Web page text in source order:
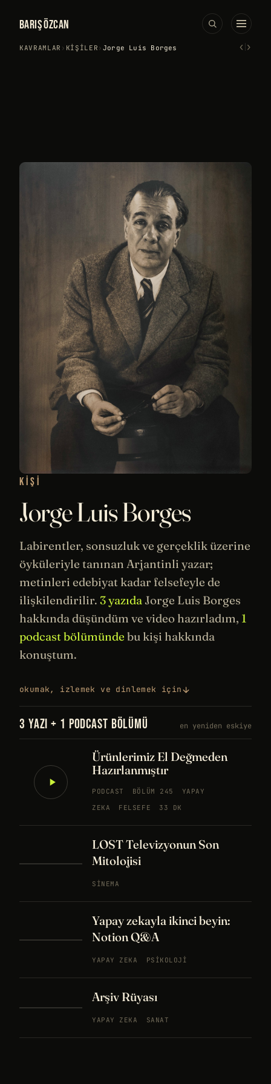
BARIŞ ÖZCAN
KAVRAMLAR › KIŞILER › Jorge Luis Borges ‹›
KIŞI
Jorge Luis Borges
Labirentler, sonsuzlukve gerçeklik üzerine
öyküleriyle tanınan Arjantinli yazar;
metinleri edebiyat kadar felsefeyle de
ilişkilendirilir. 3 yazıda Jorge Luis Borges
hakkında düşündüm ve video hazırladım, 1
podcast bölümünde bu kişi hakkında
konuştum.
okumak, izlemek ve dinlemek için
3 YAZI + 1 PODCAST BÖLÜMÜ en yeniden eskiye
Ürünlerimiz El Değmeden
Hazırlanmıştır
PODCAST BÖLÜM 245
YAPAY
ZEKA
FELSEFE 33 DK
LOST Televizyonun Son
Mitolojisi
SINEMA
Yapay zekayla ikinci beyin:
Notion Q&A
YAPAY ZEKA PSIKOLOJI
Arşiv Rüyası
YAPAY ZEKA SANAT